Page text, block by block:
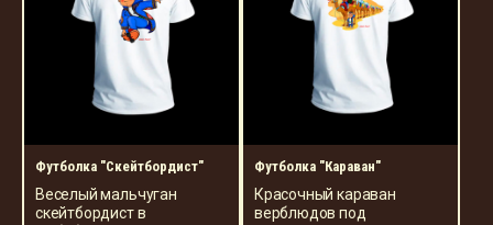
Футболка "Скейтбордист"
Веселый мальчуган
скейтбордист в
Футболка "Караван"
Красочный караван
верблюдов под